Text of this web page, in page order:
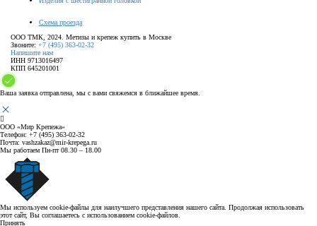
Схема проезда
ООО ТМК, 2024. Метизы и крепеж купить в Москве
Звоните: +7 (495) 363-02-32
Напишите нам
ИНН 9713016497
КПП 645201001
Ваша заявка отправлена, мы с вами свяжемся в ближайшее время.
ООО «Мир Крепежа»
Телефон: +7 (495) 363-02-32
Почта: vashzakaz@mir-krepega.ru
Мы работаем Пн-пт 08.30 – 18.00
Мы используем cookie-файлы для наилучшего представления нашего сайта. Продолжая использовать
этот сайт, Вы соглашаетесь с использованием cookie-файлов.
Принять